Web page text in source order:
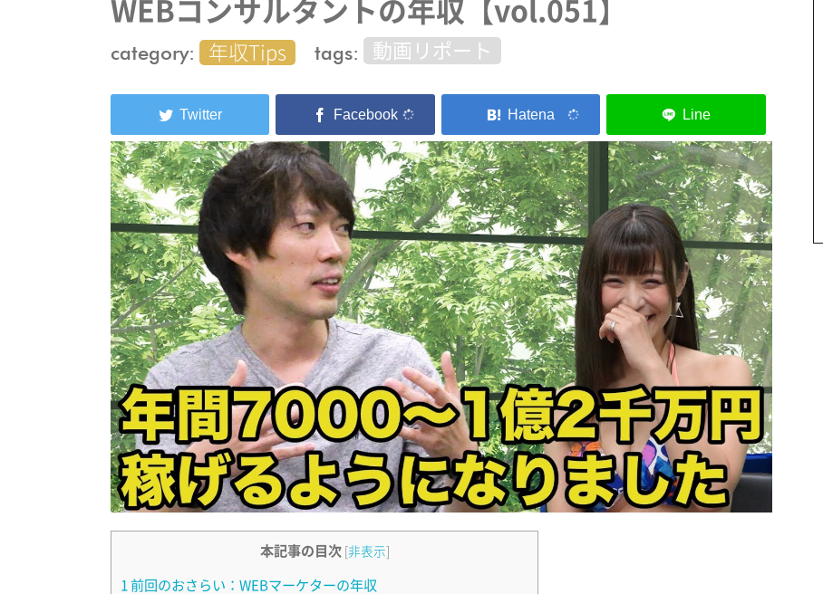
WEBコンサルタントの年収【vol.051】
category: 年収Tips tags: 動画リポート
本記事の目次 非表示
1 前回のおさらい：WEBマーケターの年収